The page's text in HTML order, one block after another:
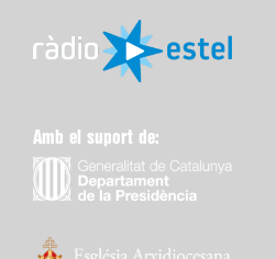
Amb el suport de: